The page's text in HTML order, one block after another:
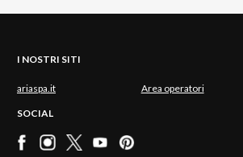
I NOSTRI SITI
ariaspa.it Area operatori
SOCIAL